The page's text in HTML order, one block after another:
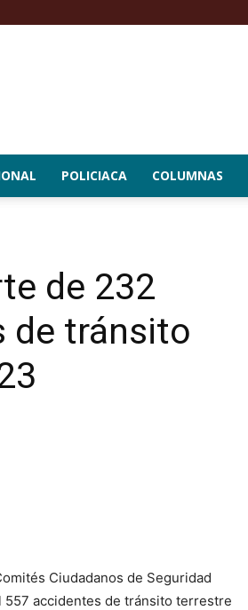
POLICIACA COLUMNAS
de 232
de tránsito
Ciudadanos de Seguridad
557 accidentes de tránsito terrestre